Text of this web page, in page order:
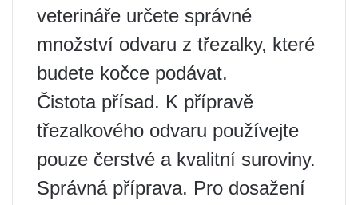
veterináře určete správné
množství odvaru z třezalky, které
budete kočce podávat.
Čistota přísad. K přípravě
třezalkového odvaru používejte
pouze čerstvé a kvalitní suroviny.
Správná příprava. Pro dosažení